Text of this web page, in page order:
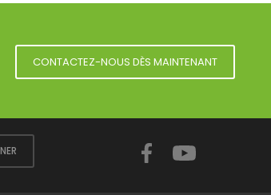
CONTACTEZ-NOUS DÈS MAINTENANT
Facebook